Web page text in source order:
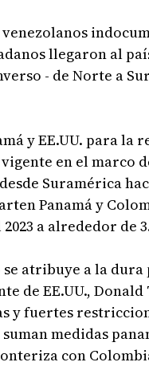
llegaron al
- de Norte a
y EE.UU. para
en el marco
Suramérica
Panamá y
a alrededor de
atribuye a la
de EE.UU.,
y fuertes
medidas
con